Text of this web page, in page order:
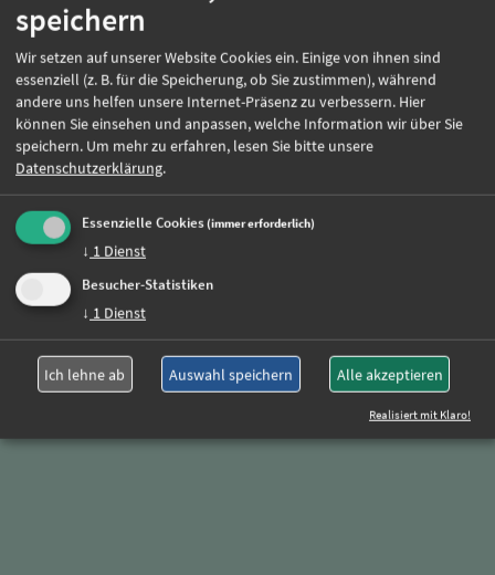
Jetzt online bewerben
Weitere Jobs
Oder rufen Sie uns einfach an:
+49 (0)89 590 68 65-0
speichern
Wir setzen auf unserer Website Cookies ein. Einige von ihnen sind
essenziell (z. B. für die Speicherung, ob Sie zustimmen), während
andere uns helfen unsere Internet-Präsenz zu verbessern. Hier
können Sie einsehen und anpassen, welche Information wir über Sie
speichern. Um mehr zu erfahren, lesen Sie bitte unsere
Datenschutzerklärung.
Essenzielle Cookies(immer erforderlich)
↓ 1 Dienst
Besucher-Statistiken
↓ 1 Dienst
Ich lehne ab Auswahl speichern Alle akzeptieren
Realisiert mit Klaro!